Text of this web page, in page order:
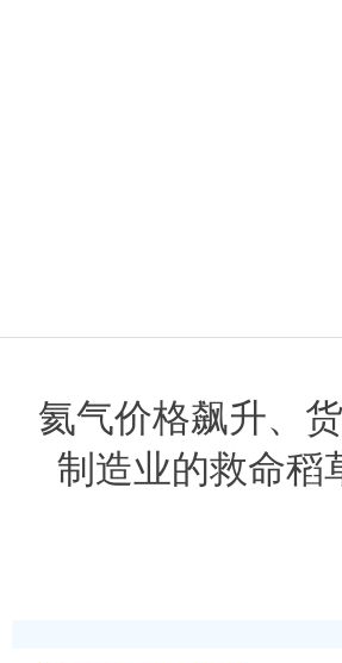
氦气价格飙升、
制造业的救命稻